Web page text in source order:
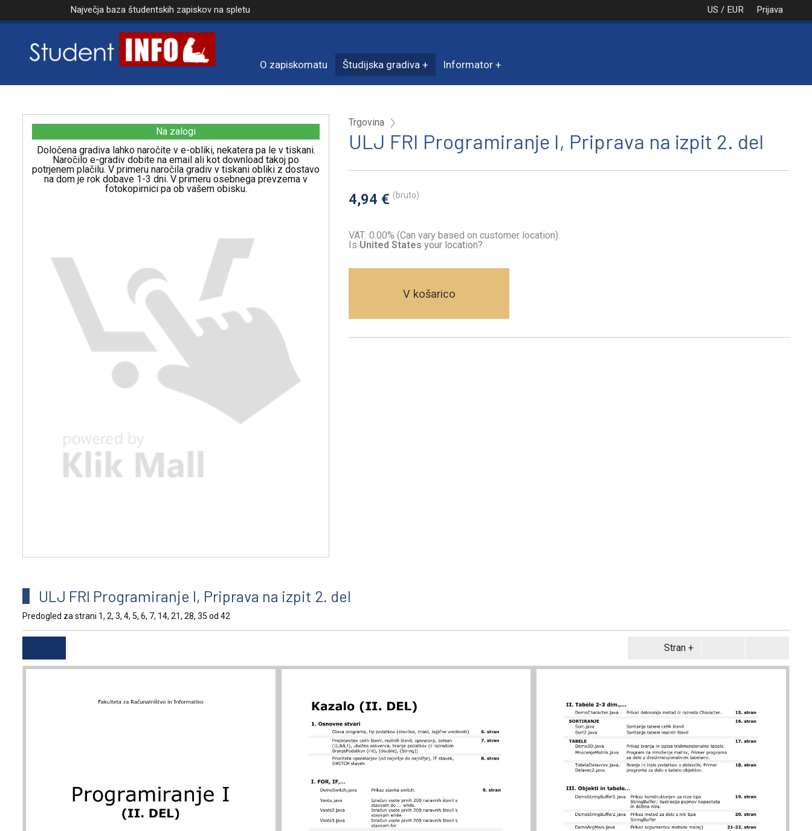
Prijava
US / EUR
Največja baza študentskih zapiskov na spletu
O zapiskomatu Študijska gradiva Informator
Na zalogi
Določena gradiva lahko naročite v e-obliki, nekatera pa le v tiskani.
Naročilo e-gradiv dobite na email ali kot download takoj po
potrjenem plačilu. V primeru naročila gradiv v tiskani obliki z dostavo
na dom je rok dobave 1-3 dni. V primeru osebnega prevzema v
fotokopirnici pa ob vašem obisku.
Trgovina
ULJ FRI Programiranje I, Priprava na izpit 2. del
4,94 € (bruto)
VAT: 0.00% (Can vary based on customer location).
Is United States your location?
V košarico
ULJ FRI Programiranje I, Priprava na izpit 2. del
Predogled za strani 1, 2, 3, 4, 5, 6, 7, 14, 21, 28, 35 od 42
Stran